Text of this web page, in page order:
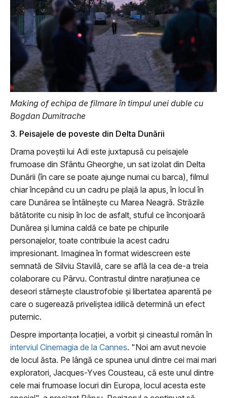
Making of echipa de filmare în timpul unei duble cu
Bogdan Dumitrache
3. Peisajele de poveste din Delta Dunării
Drama poveștii lui Adi este juxtapusă cu peisajele
frumoase din Sfântu Gheorghe, un sat izolat din Delta
Dunării (în care se poate ajunge numai cu barca), filmul
chiar începând cu un cadru pe plajă la apus, în locul în
care Dunărea se întâlnește cu Marea Neagră. Străzile
bătătorite cu nisip în loc de asfalt, stuful ce înconjoară
Dunărea și lumina caldă ce bate pe chipurile
personajelor, toate contribuie la acest cadru
impresionant. Imaginea în format widescreen este
semnată de Silviu Stavilă, care se află la cea de-a treia
colaborare cu Pârvu. Contrastul dintre narațiunea ce
deseori stârnește claustrofobie și libertatea aparentă pe
care o sugerează priveliștea idilică determină un efect
puternic.
Despre importanța locației, a vorbit și cineastul român în
interviul Cinemagia de la Cannes. "Noi am avut nevoie
de locul ăsta. Pe lângă ce spunea unul dintre cei mai mari
exploratori, Jacques-Yves Cousteau, că este unul dintre
cele mai frumoase locuri din Europa, locul acesta este